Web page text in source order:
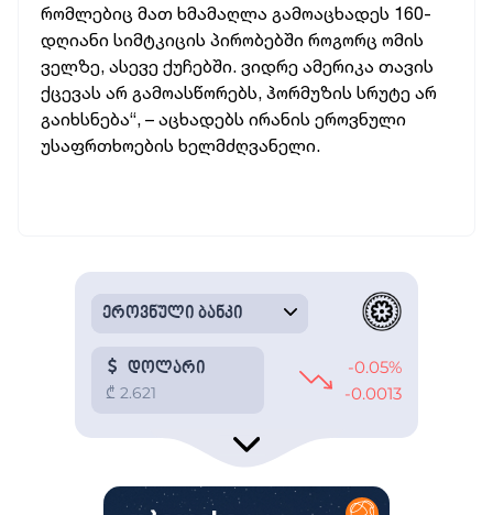
რომლებიც მათ ხმამაღლა გამოაცხადეს 160-
დღიანი სიმტკიცის პირობებში როგორც ომის
ველზე, ასევე ქუჩებში. ვიდრე ამერიკა თავის
ქცევას არ გამოასწორებს, ჰორმუზის სრუტე არ
გაიხსნება“, – აცხადებს ირანის ეროვნული
უსაფრთხოების ხელმძღვანელი.